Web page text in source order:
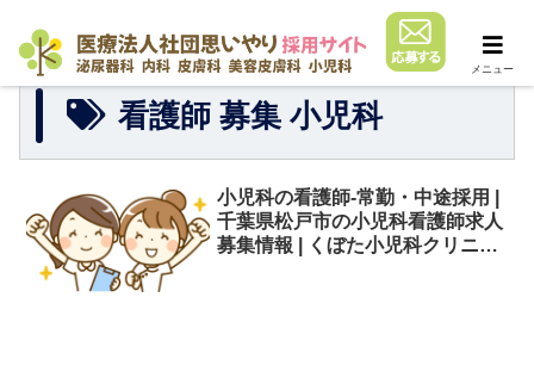
看護師 募集 小児科
小児科の看護師-常勤・中途採用 |
千葉県松戸市の小児科看護師求人
募集情報 | くぼた小児科クリニッ
メニュー